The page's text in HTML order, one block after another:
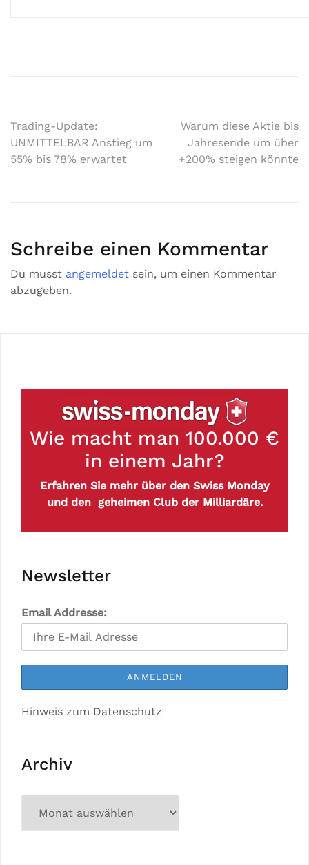
Trading-Update:
UNMITTELBAR Anstieg um
55% bis 78% erwartet
Warum diese Aktie bis
Jahresende um über
+200% steigen könnte
Schreibe einen Kommentar
Du musst angemeldet sein, um einen Kommentar
abzugeben.
Wie macht man 100.000 €
in einem Jahr?
Erfahren Sie mehr über den Swiss Monday
und den geheimen Club der Milliardäre.
Newsletter
Email Addresse:
Hinweis zum Datenschutz
Archiv